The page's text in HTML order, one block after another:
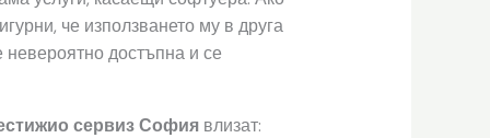
че използването му в друга
достъпна и се
сервиз Софиявлизат: